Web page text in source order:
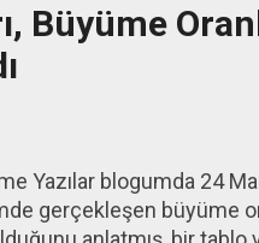
Büyüme
Yazılar blogumda 24
gerçekleşen büyüme